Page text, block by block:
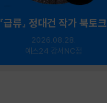
『급류』 정대건 작가 북토크
2026.08.28.
예스24 강서NC점